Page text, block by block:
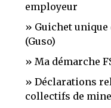
employeur
Guichet
(Guso)
Ma démarche
Déclarations
collectifs de